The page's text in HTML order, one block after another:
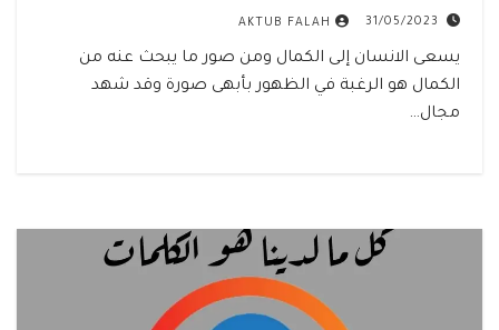
31/05/2023
AKTUB FALAH
يسعى الانسان إلى الكمال ومن صور ما يبحث عنه من
الكمال هو الرغبة في الظهور بأبهى صورة وقد شهد
مجال…